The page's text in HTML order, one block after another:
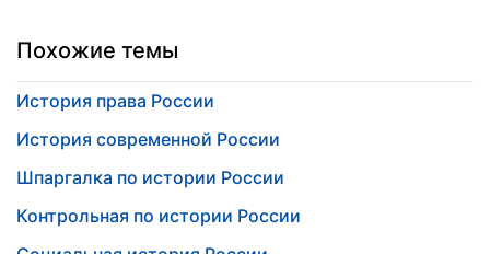
Похожие темы
История права России
История современной России
Шпаргалка по истории России
Контрольная по истории России